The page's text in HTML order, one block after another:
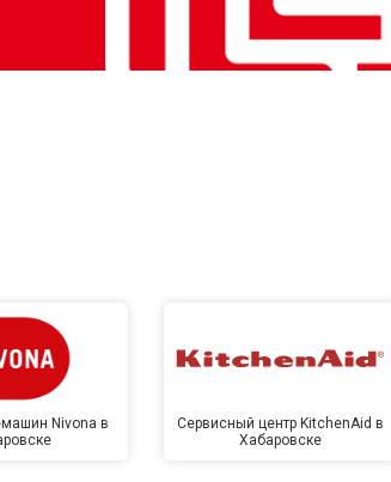
Nivona в
Сервисный центр KitchenAid в
Хабаровске